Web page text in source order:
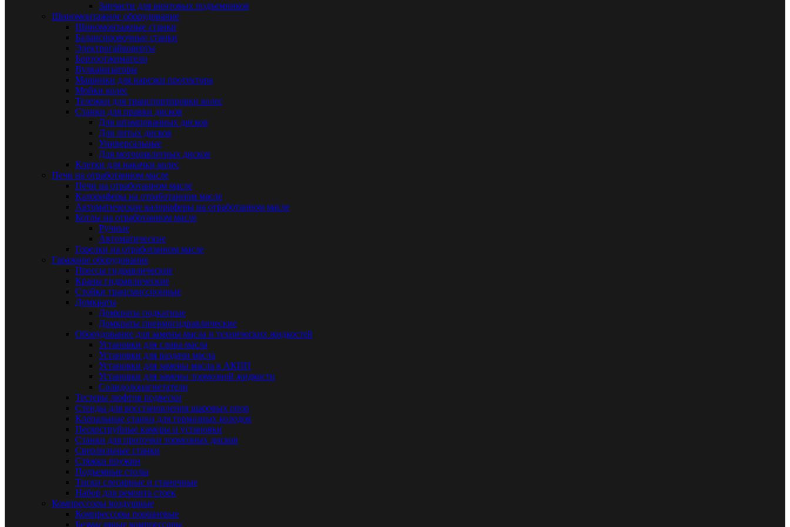
Запчасти для винтовых подъемников
Шиномонтажное оборудование
Шиномонтажные станки
Балансировочные станки
Электрогайковерты
Бортоотжиматели
Вулканизаторы
Машинки для нарезки протектора
Мойки колес
Тележки для транспортировки колес
Станки для правки дисков
Для штампованных дисков
Для литых дисков
Универсальные
Для мотоциклетных дисков
Клетки для накачки колес
Печи на отработанном масле
Печи на отработанном масле
Калориферы на отработанном масле
Автоматические калориферы на отработанном масле
Котлы на отрабртанном масле
Ручные
Автоматические
Горелки на отработанном масле
Гаражное оборудование
Прессы гидравлические
Краны гидравлические
Стойки трансмиссионные
Домкраты
Домкраты подкатные
Домкраты пневмогидравлические
Оборудование для замены масла и технических жидкостей
Установки для слива масла
Установки для раздачи масла
Установки для замены масла в АКПП
Установки для замены тормозной жидкости
Солидолонагнетатели
Тестеры люфтов подвески
Стенды для восстановления шаровых опор
Клепальные станки для тормозных колодок
Пескоструйные камеры и установки
Станки для проточки тормозных дисков
Сверлильные станки
Стяжки пружин
Подъемные столы
Тиски слесарные и станочные
Набор для ремонта стоек
Компрессоры воздушные
Компрессоры поршневые
Безмасляные компрессоры